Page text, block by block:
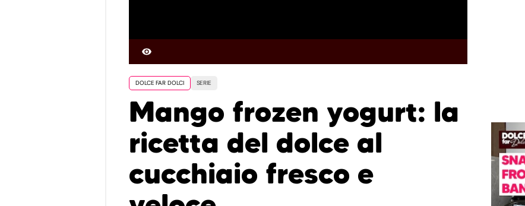
DOLCE FAR DOLCI SERIE
Mango frozen yogurt: la
ricetta del dolce al
cucchiaio fresco e